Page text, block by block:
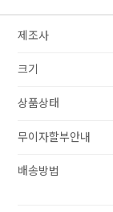
제조사
크기
상품상태
무이자할부안내
배송방법